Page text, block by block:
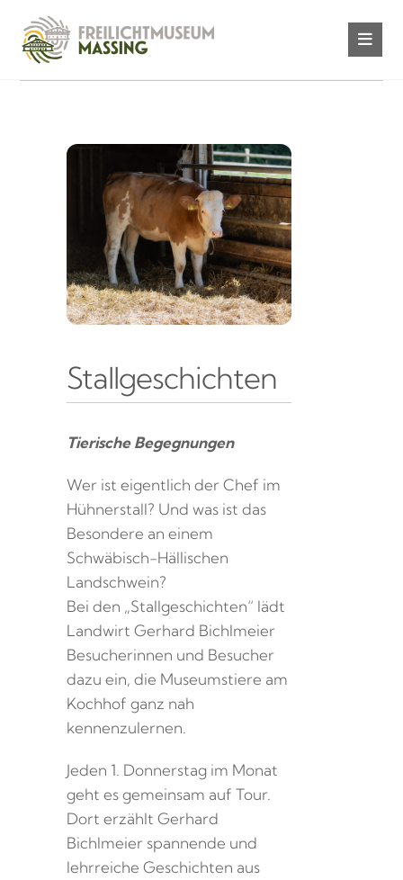
Stallgeschichten
Tierische Begegnungen
Wer ist eigentlich der Chef im
Hühnerstall? Und was ist das
Besondere an einem
Schwäbisch-Hällischen
Landschwein?
Bei den „Stallgeschichten“ lädt
Landwirt Gerhard Bichlmeier
Besucherinnen und Besucher
dazu ein, die Museumstiere am
Kochhof ganz nah
kennenzulernen.
Jeden 1. Donnerstag im Monat
geht es gemeinsam auf Tour.
Dort erzählt Gerhard
Bichlmeier spannende und
lehrreiche Geschichten aus